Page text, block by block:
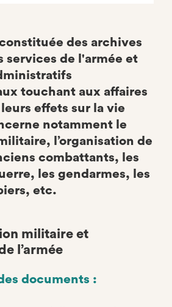
constituée des archives
services de l'armée et
touchant aux affaires
effets sur la vie
notamment le
l’organisation de
combattants, les
les gendarmes, les
etc.
militaire et
l’armée
documents :